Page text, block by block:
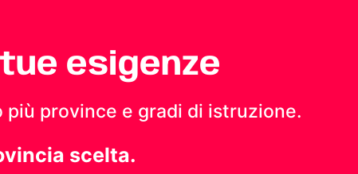
esigenze
province e gradi di istruzione.
scelta.